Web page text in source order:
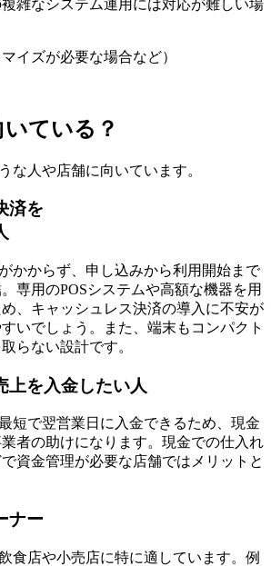
複雑なシステム運用には対応が難しい場
イズが必要な場合など）
ている？
な人や店舗に向いています。
済を
かからず、申し込みから利用開始まで
専用のPOSシステムや高額な機器を用
め、キャッシュレス決済の導入に不安が
いでしょう。また、端末もコンパクト
らない設計です。
上を入金したい人
短で翌営業日に入金できるため、現金
者の助けになります。 現金での仕入れ
資金管理が必要な店舗ではメリットと
ナー
食店や小売店に特に適しています。例